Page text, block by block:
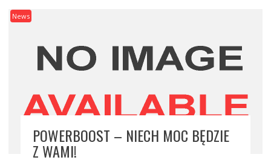
News
POWERBOOST – NIECH MOC BĘDZIE
Z WAMI!